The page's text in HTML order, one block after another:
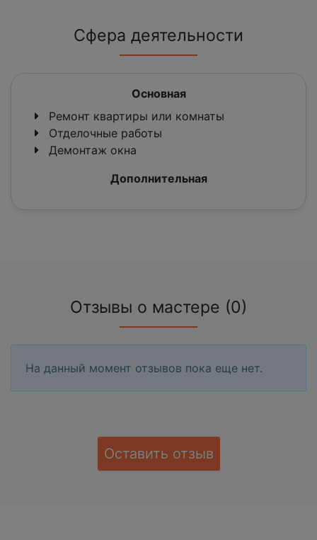
Сфера деятельности
Основная
Ремонт квартиры или комнаты
Отделочные работы
Демонтаж окна
Дополнительная
Отзывы о мастере (0)
На данный момент отзывов пока еще нет.
Оставить отзыв